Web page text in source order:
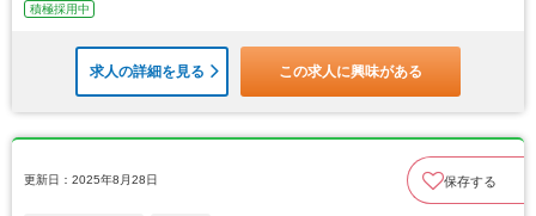
積極採用中
求人の詳細を見る この求人に興味がある
更新日：2025年8月28日 保存する